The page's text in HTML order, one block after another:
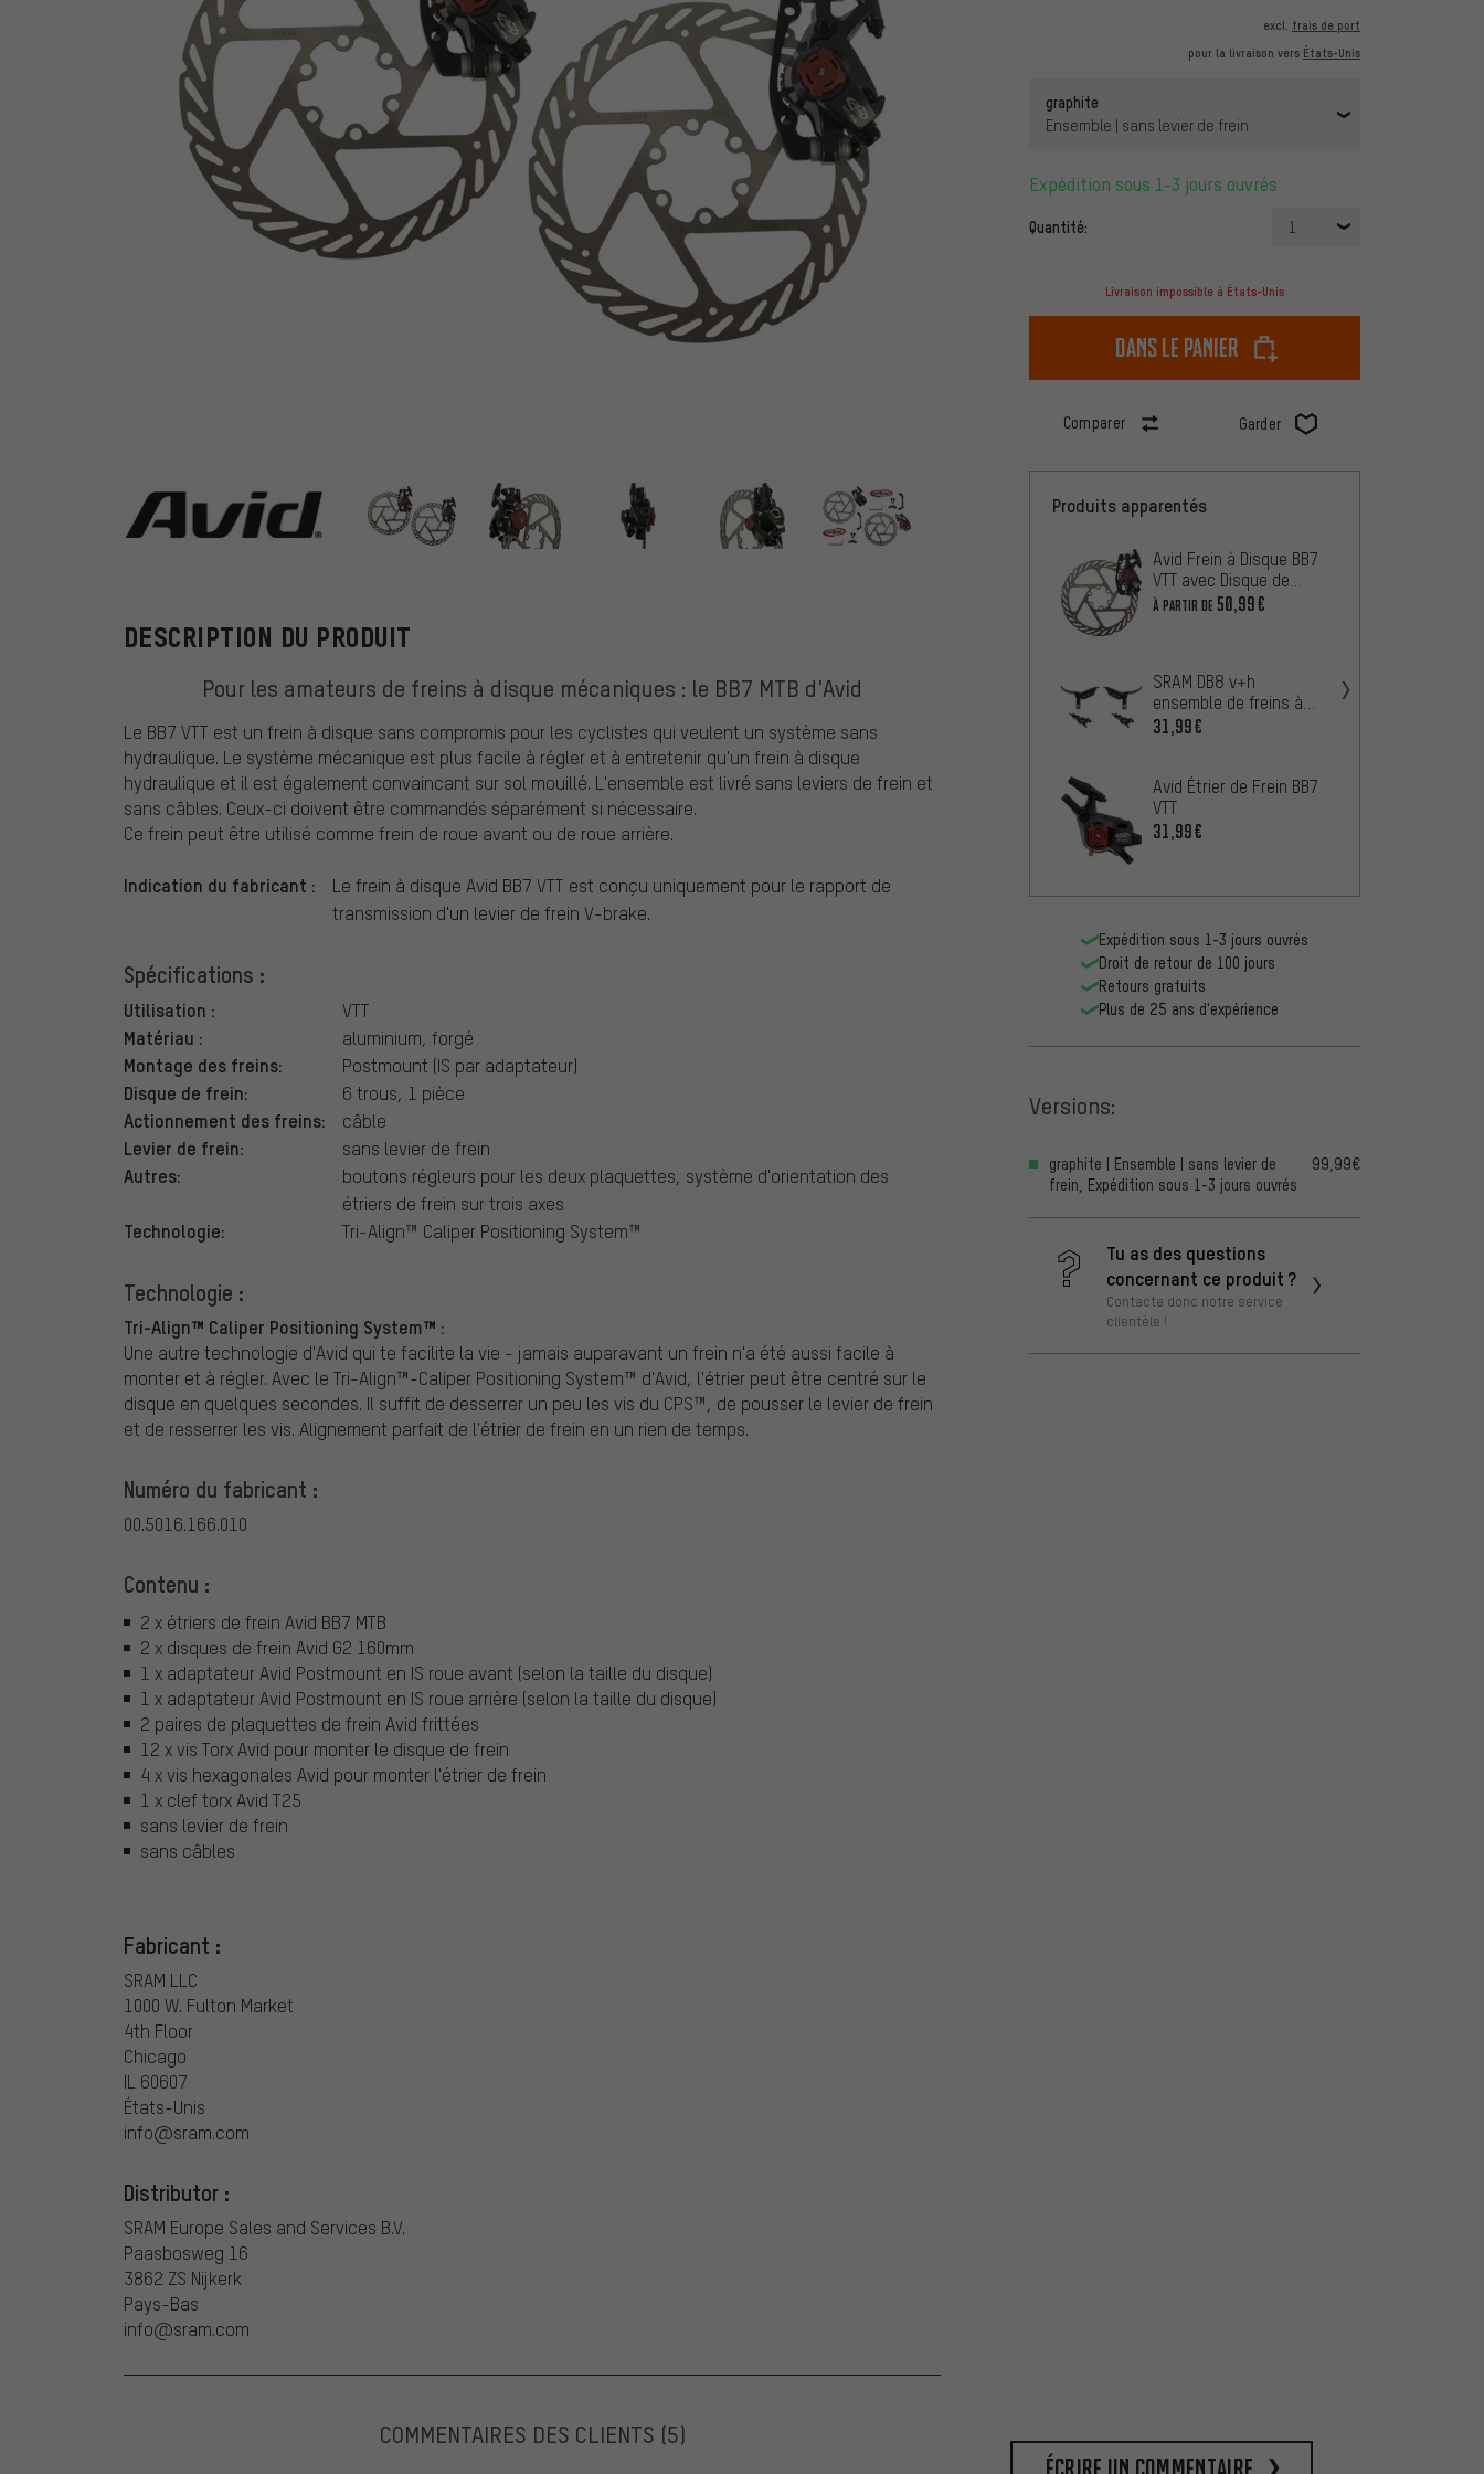
excl. frais de port
pour la livraison vers États-Unis
graphite
Ensemble | sans levier de frein
Expédition sous 1-3 jours ouvrés
Quantité: 1
Livraison impossible à États-Unis
dans le panier
Comparer Garder
Avid
DESCRIPTION DU PRODUIT
Pour les amateurs de freins à disque mécaniques : le BB7 MTB d'Avid
Le BB7 VTT est un frein à disque sans compromis pour les cyclistes qui veulent un système sans
hydraulique. Le système mécanique est plus facile à régler et à entretenir qu'un frein à disque
hydraulique et il est également convaincant sur sol mouillé. L'ensemble est livré sans leviers de frein et
sans câbles. Ceux-ci doivent être commandés séparément si nécessaire.
Ce frein peut être utilisé comme frein de roue avant ou de roue arrière.
Indication du fabricant :
Le frein à disque Avid BB7 VTT est conçu uniquement pour le rapport de
transmission d'un levier de frein V-brake.
Spécifications :
Utilisation : VTT
Matériau : aluminium, forgé
Montage des freins: Postmount (IS par adaptateur)
Disque de frein: 6 trous, 1 pièce
Actionnement des freins: câble
Levier de frein: sans levier de frein
Autres:
boutons régleurs pour les deux plaquettes, système d'orientation des
étriers de frein sur trois axes
Technologie: Tri-Align™ Caliper Positioning System™
Technologie :
Tri-Align™ Caliper Positioning System™ :
Une autre technologie d'Avid qui te facilite la vie - jamais auparavant un frein n'a été aussi facile à
monter et à régler. Avec le Tri-Align™-Caliper Positioning System™ d'Avid, l'étrier peut être centré sur le
disque en quelques secondes. Il suffit de desserrer un peu les vis du CPS™, de pousser le levier de frein
et de resserrer les vis. Alignement parfait de l'étrier de frein en un rien de temps.
Numéro du fabricant :
00.5016.166.010
Contenu :
2 x étriers de frein Avid BB7 MTB
2 x disques de frein Avid G2 160mm
1 x adaptateur Avid Postmount en IS roue avant (selon la taille du disque)
1 x adaptateur Avid Postmount en IS roue arrière (selon la taille du disque)
2 paires de plaquettes de frein Avid frittées
12 x vis Torx Avid pour monter le disque de frein
4 x vis hexagonales Avid pour monter l'étrier de frein
1 x clef torx Avid T25
sans levier de frein
sans câbles
Fabricant :
SRAM LLC
1000 W. Fulton Market
4th Floor
Chicago
IL 60607
États-Unis
info@sram.com
Distributor :
SRAM Europe Sales and Services B.V.
Paasbosweg 16
3862 ZS Nijkerk
Pays-Bas
info@sram.com
Produits apparentés
Avid Frein à Disque BB7
VTT avec Disque de
Frein
À PARTIR DE 50,99€
SRAM DB8 v+h
ensemble de freins à
disque - Emballage
31,99€
Avid Étrier de Frein BB7
VTT
31,99€
Expédition sous 1-3 jours ouvrés
Droit de retour de 100 jours
Retours gratuits
Plus de 25 ans d'expérience
Versions:
graphite | Ensemble | sans levier de
frein, Expédition sous 1-3 jours ouvrés
99,99€
Tu as des questions
concernant ce produit ?
Contacte donc notre service
clientèle !
COMMENTAIRES DES CLIENTS (5)